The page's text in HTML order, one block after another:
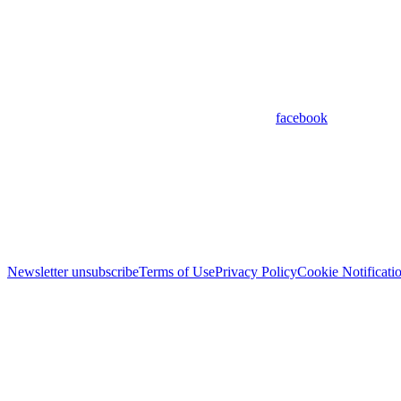
facebook
Newsletter unsubscribeTerms of UsePrivacy PolicyCookie